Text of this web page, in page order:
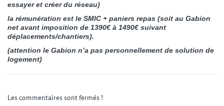
essayer et créer du réseau)
la rémunération est le SMIC + paniers repas (soit au Gabion
net avant imposition de 1390€ à 1490€ suivant
déplacements/chantiers).
(attention le Gabion n’a pas personnellement de solution de
logement)
Les commentaires sont fermés !